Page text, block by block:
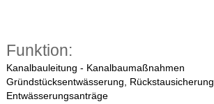
Funktion:
Kanalbauleitung - Kanalbaumaßnahmen
Gründstücksentwässerung, Rückstausicherung,
Entwässerungsanträge